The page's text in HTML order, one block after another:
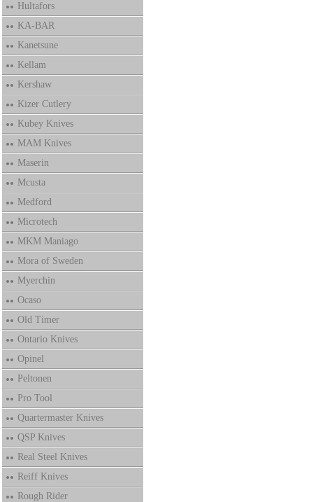
Hultafors
KA-BAR
Kanetsune
Kellam
Kershaw
Kizer Cutlery
Kubey Knives
MAM Knives
Maserin
Mcusta
Medford
Microtech
MKM Maniago
Mora of Sweden
Myerchin
Ocaso
Old Timer
Ontario Knives
Opinel
Peltonen
Pro Tool
Quartermaster Knives
QSP Knives
Real Steel Knives
Reiff Knives
Rough Rider